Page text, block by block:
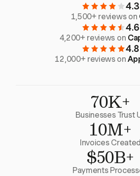
4.3
1,500+ reviews on
4.6
4,200+ reviews on
4.8
12,000+ reviews on
70K+
Businesses Trust
10M+
Invoices Created
$50B+
Payments